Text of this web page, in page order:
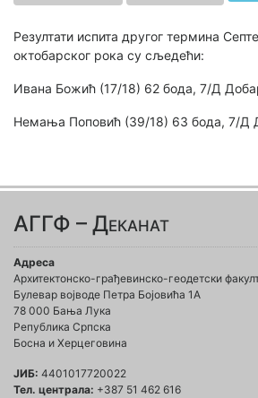
Резултати испита другог термина
октобарског рока су сљедећи:
Ивана Божић (17/18) 62 бода, 7/Д
Немања Поповић (39/18) 63 бода, 7/Д
АГГФ – Деканат
Адреса
Архитектонско-грађевинско-геодетски
Булевар војводе Петра Бојовића 1A
78 000 Бања Лука
Република Српска
Босна и Херцеговина
ЈИБ: 4401017720022
Тел. централа: +387 51 462 616